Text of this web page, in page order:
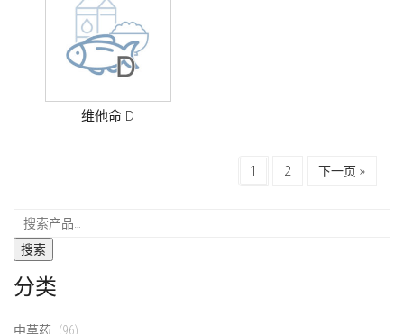
维他命 D
1 2 下一页 »
搜索
分类
中草药 (96)